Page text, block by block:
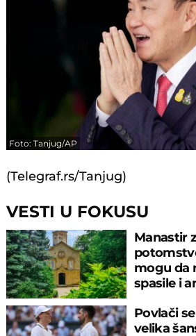
Foto: Tanjug/AP
(Telegraf.rs/Tanjug)
VESTI U FOKUSU
Manastir
mogu da
spasile i
Povlači
velika